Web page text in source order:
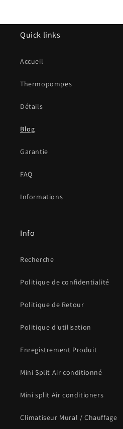
Quick links
Accueil
Thermopompes
Détails
Blog
Garantie
FAQ
Informations
Info
Recherche
Politique de confidentialité
Politique de Retour
Politique d'utilisation
Enregistrement Produit
Mini Split Air conditionné
Mini split Air conditioners
Climatiseur Mural / Chauffage